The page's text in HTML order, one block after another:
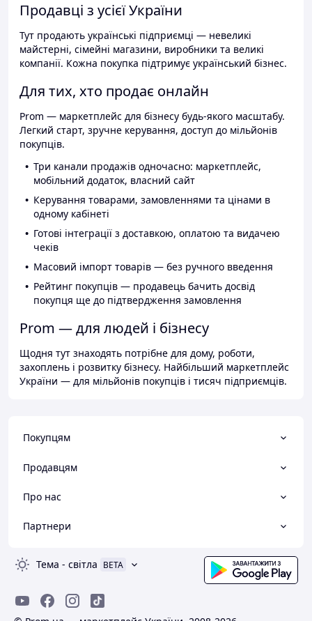
Продавці з усієї України
Тут продають українські підприємці — невеликі
майстерні, сімейні магазини, виробники та великі
компанії. Кожна покупка підтримує український бізнес.
Для тих, хто продає онлайн
Prom — маркетплейс для бізнесу будь-якого масштабу.
Легкий старт, зручне керування, доступ до мільйонів
покупців.
Три канали продажів одночасно: маркетплейс,
мобільний додаток, власний сайт
Керування товарами, замовленнями та цінами в
одному кабінеті
Готові інтеграції з доставкою, оплатою та видачею
чеків
Масовий імпорт товарів — без ручного введення
Рейтинг покупців — продавець бачить досвід
покупця ще до підтвердження замовлення
Prom — для людей і бізнесу
Щодня тут знаходять потрібне для дому, роботи,
захоплень і розвитку бізнесу. Найбільший маркетплейс
України — для мільйонів покупців і тисяч підприємців.
Покупцям
Продавцям
Про нас
Партнери
Тема - світла BETA